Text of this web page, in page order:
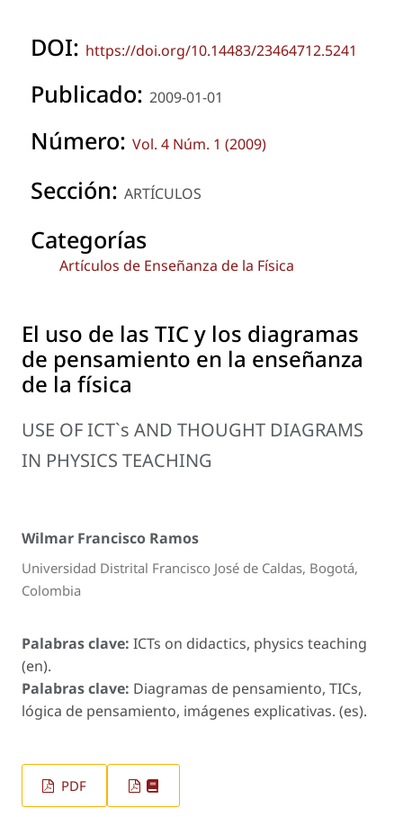
DOI: https://doi.org/10.14483/23464712.5241
Publicado: 2009-01-01
Número: Vol. 4 Núm. 1 (2009)
Sección: ARTÍCULOS
Categorías
Artículos de Enseñanza de la Física
El uso de las TIC y los diagramas
de pensamiento en la enseñanza
de la física
USE OF ICT`s AND THOUGHT DIAGRAMS
IN PHYSICS TEACHING
Wilmar Francisco Ramos
Universidad Distrital Francisco José de Caldas, Bogotá,
Colombia
Palabras clave: ICTs on didactics, physics teaching
(en).
Palabras clave: Diagramas de pensamiento, TICs,
lógica de pensamiento, imágenes explicativas. (es).
PDF